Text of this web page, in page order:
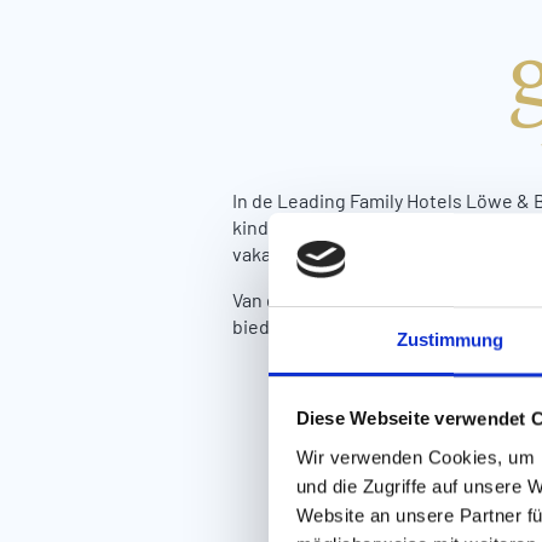
Zustimmung
Diese Webseite verwendet
Wir verwenden Cookies,
und die Zugriffe auf unsere
Website an unsere Partner
In de Leading Family Hotels Löwe
kinderopvang. Ouders tanken
vakantie beleven met veel
Van de Finse sauna tot biologische
bieden veelzijdige mogelijkheden